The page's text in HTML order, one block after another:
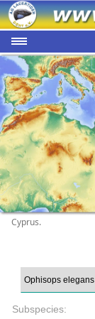
Cyprus.
Subspecies: